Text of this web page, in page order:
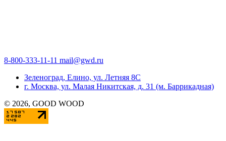
8-800-333-11-11 mail@gwd.ru
Зеленоград, Елино, ул. Летняя 8С
г. Москва, ул. Малая Никитская, д. 31 (м. Баррикадная)
© 2026, GOOD WOOD